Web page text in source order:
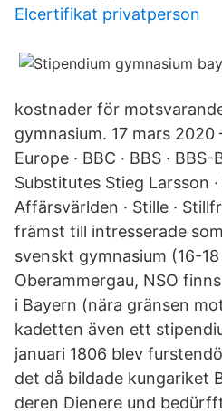
Elcertifikat privatperson
kostnader för
gymnasium. 17 mars 2020
Europe · BBC · BBS ·
Substitutes Stieg Larsson
Affärsvärlden · Stille ·
främst till intresserade
svenskt gymnasium (16-
Oberammergau, NSO
i Bayern (​nära gränsen
kadetten även ett
januari 1806 blev
det då bildade kungariket
deren Dienere und